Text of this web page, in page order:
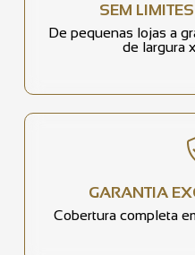
SEM
De pequenas lojas a
de largura
GARANTIA
Cobertura completa